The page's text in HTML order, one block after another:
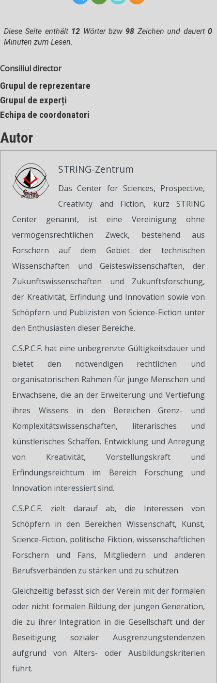
Diese Seite enthält 12 Wörter bzw 98 Zeichen und dauert0
Minuten zum Lesen.
Consiliul director
Grupul de reprezentare
Grupul de experți
Echipa de coordonatori
Autor
STRING-Zentrum
Das Center for Sciences, Prospective,
Creativity and Fiction, kurz STRING
Center genannt, ist eine Vereinigung ohne
vermögensrechtlichen Zweck, bestehend aus
Forschern auf dem Gebiet der technischen
Wissenschaften und Geisteswissenschaften, der
Zukunftswissenschaften und Zukunftsforschung,
der Kreativität, Erfindung und Innovation sowie von
Schöpfern und Publizisten von Science-Fiction unter
den Enthusiasten dieser Bereiche.
C.S.P.C.F. hat eine unbegrenzte Gültigkeitsdauer und
bietet den notwendigen rechtlichen und
organisatorischen Rahmen für junge Menschen und
Erwachsene, die an der Erweiterung und Vertiefung
ihres Wissens in den Bereichen Grenz- und
Komplexitätswissenschaften, literarisches und
künstlerisches Schaffen, Entwicklung und Anregung
von Kreativität, Vorstellungskraft und
Erfindungsreichtum im Bereich Forschung und
Innovation interessiert sind.
C.S.P.C.F. zielt darauf ab, die Interessen von
Schöpfern in den Bereichen Wissenschaft, Kunst,
Science-Fiction, politische Fiktion, wissenschaftlichen
Forschern und Fans, Mitgliedern und anderen
Berufsverbänden zu stärken und zu schützen.
Gleichzeitig befasst sich der Verein mit der formalen
oder nicht formalen Bildung der jungen Generation,
die zu ihrer Integration in die Gesellschaft und der
Beseitigung sozialer Ausgrenzungstendenzen
aufgrund von Alters- oder Ausbildungskriterien
führt.